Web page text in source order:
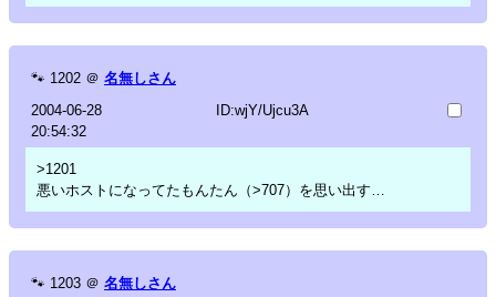
🐾 1202 ＠ 名無しさん
2004-06-28
20:54:32
ID:wjY/Ujcu3A
>1201
悪いホストになってたもんたん（>707）を思い出す…
🐾 1203 ＠ 名無しさん